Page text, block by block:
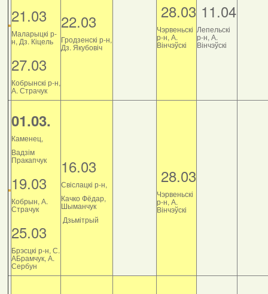
21.03
Маларыцкі р-
н, Дз. Кіцель
27.03
Кобрынскі р-н,
А. Страчук
22.03
Гродзенскі р-н,
Дз. Якубовіч
28.03
Чэрвеньскі
р-н, А.
Вінчэўскі
11.04
Лепельскі
р-н, А.
Вінчэўскі
01.03.
Каменец,
Вадзім
Пракапчук
19.03
Кобрын, А.
Страчук
25.03
Брэсцкі р-н, С.
АБрамчук, А.
Сербун
16.03
Свіслацкі р-н,
Качко Фёдар,
Шыманчук
Дзьмітрый
28.03
Чэрвеньскі
р-н, А.
Вінчэўскі